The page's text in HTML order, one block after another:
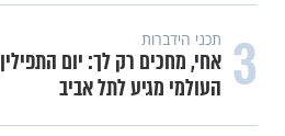
3 תכני הידברות
אחי, מחכים רק לך: יום התפילין
העולמי מגיע לתל אביב